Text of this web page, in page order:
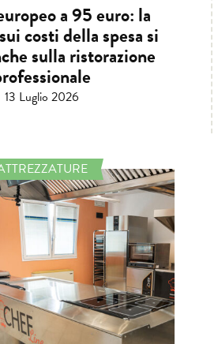
a 95 euro: la
costi della spesa si
sulla ristorazione
13 Luglio 2026